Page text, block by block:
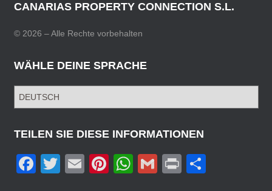
CANARIAS PROPERTY CONNECTION S.L.
© 2026 – Alle Rechte vorbehalten
WÄHLE DEINE SPRACHE
L
D
E
TEILEN SIE DIESE INFORMATIONEN
F
T
E
Pi
W
G
Pr